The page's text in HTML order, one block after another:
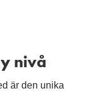
nivå
är den unika